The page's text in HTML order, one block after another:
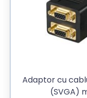
Adaptor cu
(SVGA)